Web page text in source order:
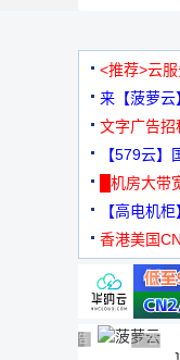
<推荐>云
来【菠萝
文字广告
【579云
元
█机房大带
【高电机
机
香港美国
广告 商业广告，理性选
广告 商业广告，理性选
广告 商业广告，理性
广告 商业广告，理性
广告 商